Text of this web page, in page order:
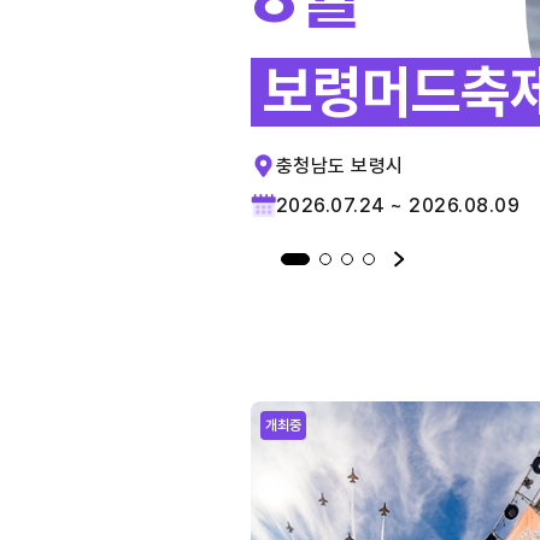
보령머드축
충청남도 보령시
2026.07.24 ~ 2026.08.09
개최중